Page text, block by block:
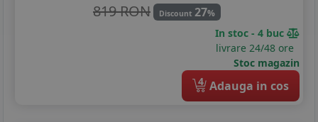
819 RON Discount 27%
In stoc - 4 buc
livrare 24/48 ore
Stoc magazin
4 Adauga in cos